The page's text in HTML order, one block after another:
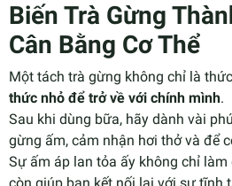
Biến Trà Gừng
Cân Bằng Cơ Thể
Một tách trà gừng không chỉ là
thức nhỏ để trở về với chính mình.
Sau khi dùng bữa, hãy dành vài
gừng ấm, cảm nhận hơi thở và để
Sự ấm áp lan tỏa ấy không chỉ